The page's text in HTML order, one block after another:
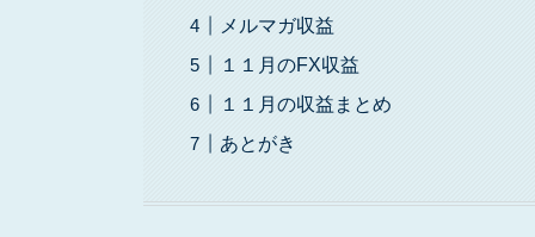
メルマガ収益
１１月のFX収益
１１月の収益まとめ
あとがき